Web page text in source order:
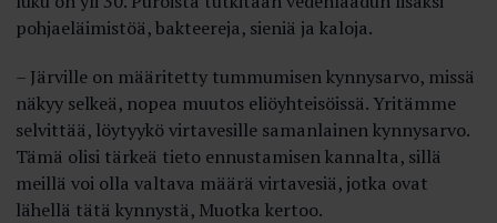
pohjaeläimistöä, bakteereja, sieniä ja kaloja.
– Järville on määritetty tummumisen kynnysarvo, missä
näkyy selkeä, nopea muutos eliöyhteisöissä. Yritämme
selvittää, löytyykö virtavesille samanlainen kynnysarvo.
Tämä olisi tärkeä tieto ennustamisen kannalta, sillä
meillä voi olla valtava määrä virtavesiä, jotka ovat
lähellä tätä kynnystä, Muotka kertoo.